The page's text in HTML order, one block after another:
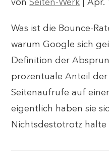
vonSeiten-Werk |Apr.
Was ist die Bounce-
warum Google sich
Definition der
prozentuale Anteil der
Seitenaufrufe auf
eigentlich haben sie
Nichtsdestotrotz halte